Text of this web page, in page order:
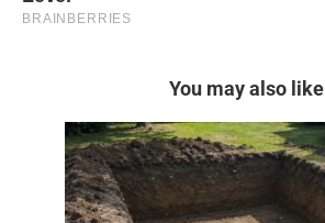
You may also like